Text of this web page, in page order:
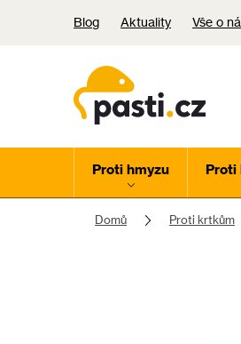
Blog Aktuality Vše o
Proti hmyzu Proti
Domů Proti krtkům